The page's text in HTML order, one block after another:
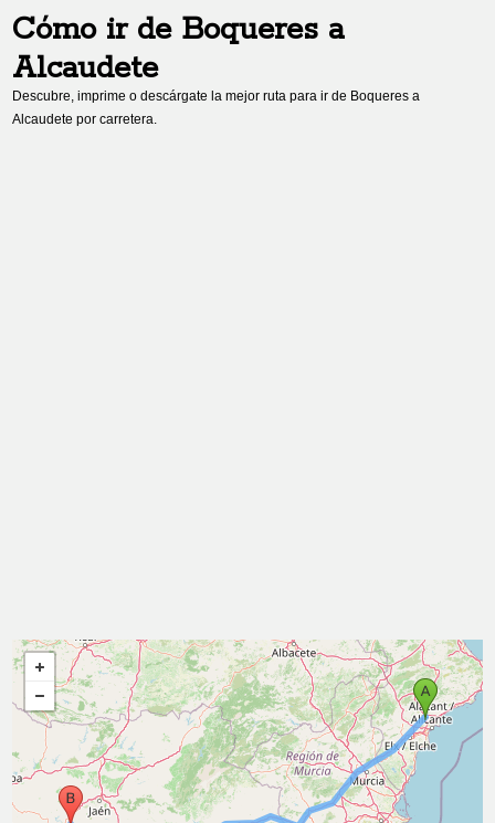
Cómo ir de Boqueres a
Alcaudete
Descubre, imprime o descárgate la mejor ruta para ir de Boqueres a
Alcaudete por carretera.